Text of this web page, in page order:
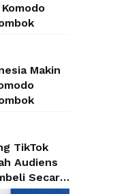
Makin
TikTok
Audiens
Secara